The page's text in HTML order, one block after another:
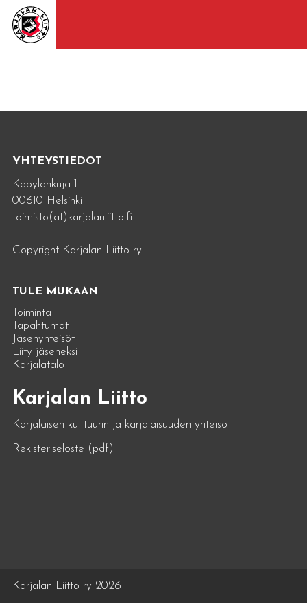
YHTEYSTIEDOT
Käpylänkuja 1
00610 Helsinki
toimisto(at)karjalanliitto.fi
Copyright Karjalan Liitto ry
TULE MUKAAN
Toiminta
Tapahtumat
Jäsenyhteisöt
Liity jäseneksi
Karjalatalo
Karjalan Liitto
Karjalaisen kulttuurin ja karjalaisuuden yhteisö
Rekisteriseloste (pdf)
Karjalan Liitto ry 2026